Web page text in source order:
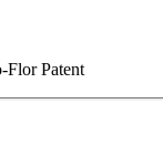
Flor Patent